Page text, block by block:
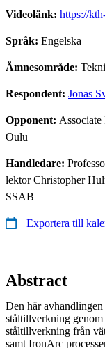
Videolänk: https://
Språk: Engelska
Ämnesområde:
Respondent: Jonas
Opponent:
Oulu
Handledare:
lektor Christopher
SSAB
Exportera till
Abstract
Den här
ståltillverkning genom
ståltillverkning från
samt IronArc